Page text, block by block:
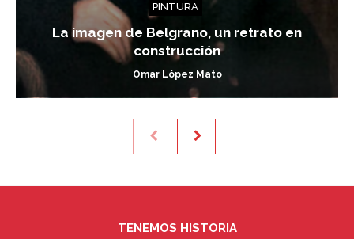
PINTURA
La imagen de Belgrano, un retrato en
construcción
Omar López Mato
TENEMOS HISTORIA